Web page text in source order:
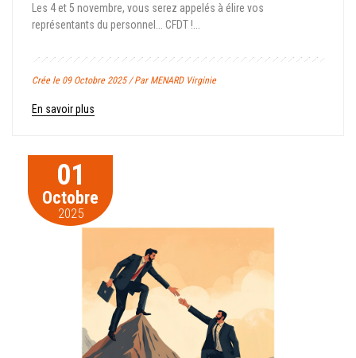
Les 4 et 5 novembre, vous serez appelés à élire vos
représentants du personnel... CFDT !...
Crée le 09 Octobre 2025 / Par MENARD Virginie
En savoir plus
01
Octobre
2025